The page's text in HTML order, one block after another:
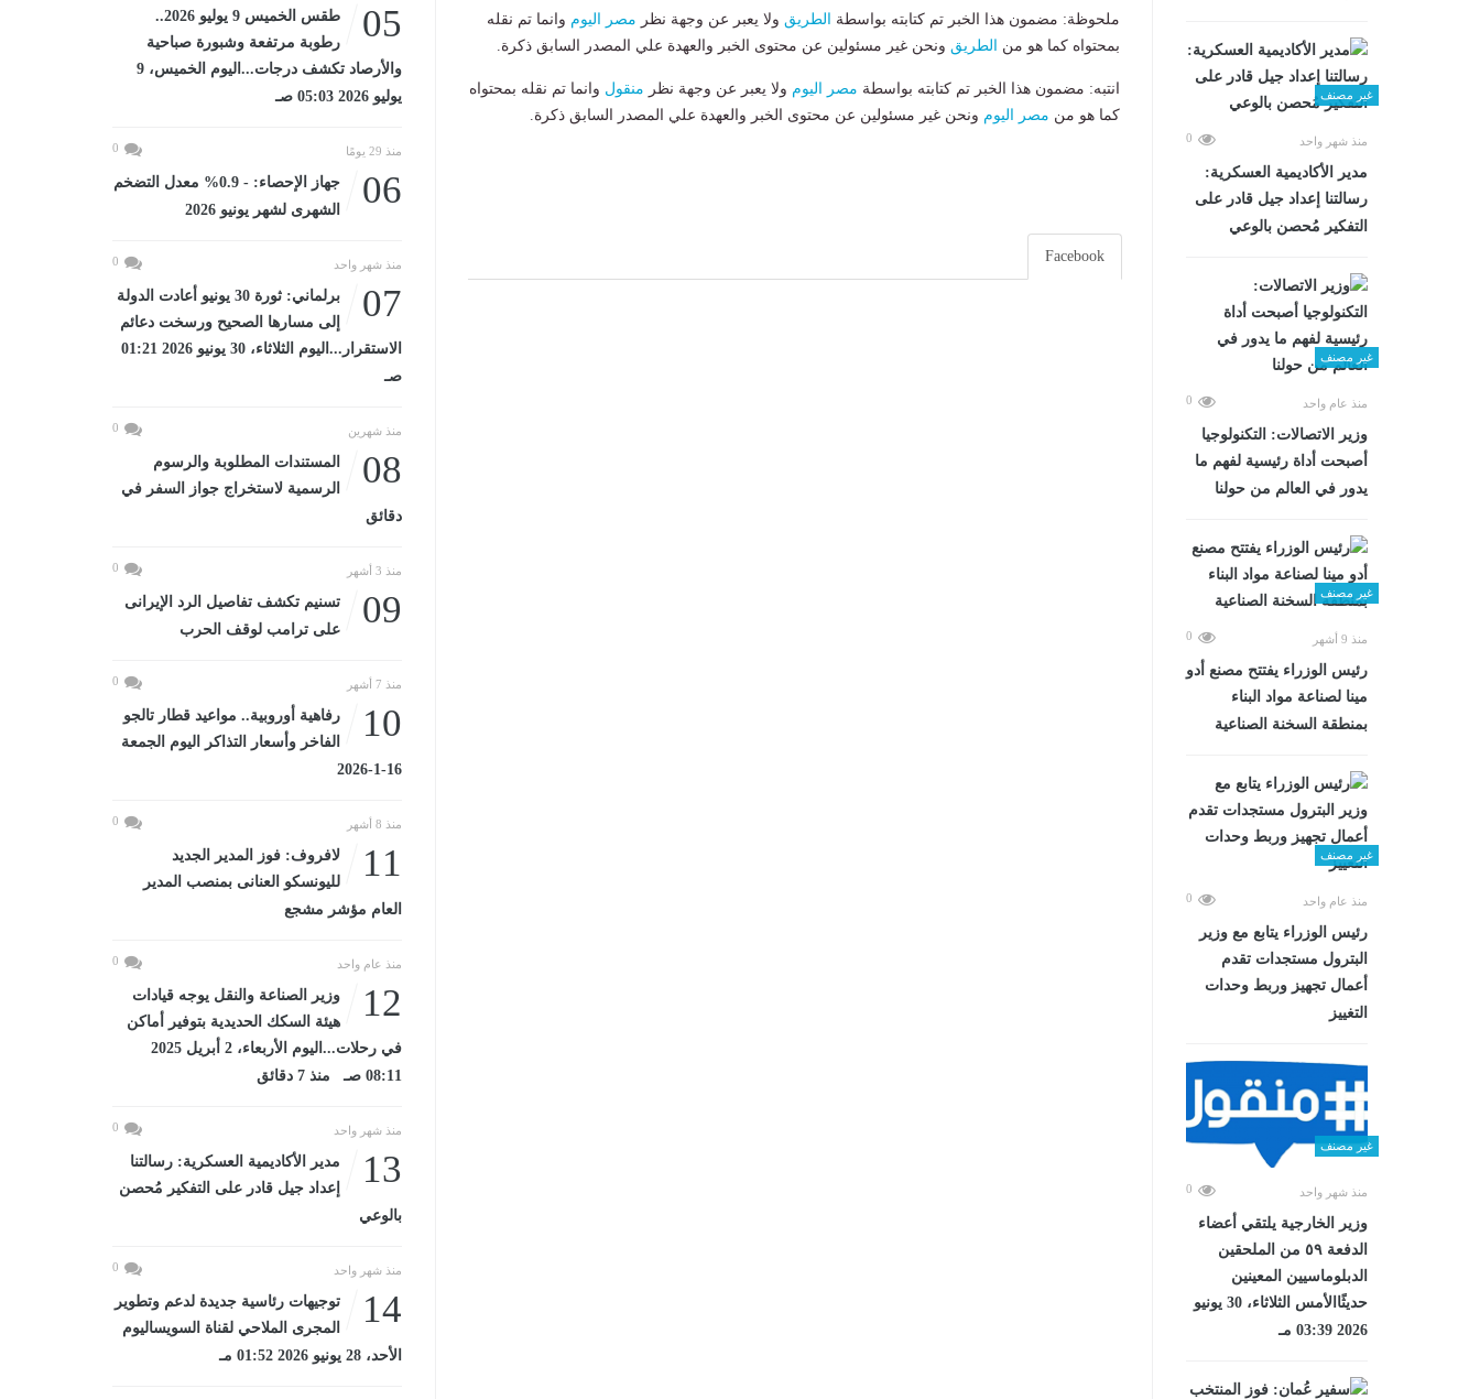
غير مصنف
منذ شهر واحد 0
مدير الأكاديمية العسكرية:
رسالتنا إعداد جيل قادر على
التفكير مُحصن بالوعي
غير مصنف
منذ عام واحد 0
وزير الاتصالات: التكنولوجيا
أصبحت أداة رئيسية لفهم ما
يدور في العالم من حولنا
غير مصنف
منذ 9 أشهر 0
رئيس الوزراء يفتتح مصنع أدو
مينا لصناعة مواد البناء
بمنطقة السخنة الصناعية
غير مصنف
منذ عام واحد 0
رئيس الوزراء يتابع مع وزير
البترول مستجدات تقدم
أعمال تجهيز وربط وحدات
التغييز
غير مصنف
منذ شهر واحد 0
وزير الخارجية يلتقي أعضاء
الدفعة ٥٩ من الملحقين
الدبلوماسيين المعينين
حديثًاالأمس الثلاثاء، 30 يونيو
2026 03:39 مـ
ملحوظة: مضمون هذا الخبر تم كتابته بواسطة الطريق ولا يعبر عن وجهة نظر مصر اليوم وانما تم نقله
بمحتواه كما هو من
الطريق ونحن غير مسئولين عن محتوى الخبر والعهدة علي المصدر السابق ذكرة.
انتبه: مضمون هذا الخبر تم كتابته بواسطة مصر اليوم ولا يعبر عن وجهة نظر منقول وانما تم نقله بمحتواه
كما هو من مصر اليوم ونحن غير مسئولين عن محتوى الخبر والعهدة علي المصدر السابق ذكرة.
Facebook
05
طقس الخميس 9 يوليو 2026..
رطوبة مرتفعة وشبورة صباحية
والأرصاد تكشف درجات...اليوم الخميس، 9
يوليو 2026 05:03 صـ
منذ 29 يومًا 0
06
جهاز الإحصاء: - 0.9% معدل التضخم
الشهرى لشهر يونيو 2026
منذ شهر واحد 0
07
برلماني: ثورة 30 يونيو أعادت الدولة
إلى مسارها الصحيح ورسخت دعائم
الاستقرار...اليوم الثلاثاء، 30 يونيو 2026 01:21
صـ
منذ شهرين 0
08
المستندات المطلوبة والرسوم
الرسمية لاستخراج جواز السفر في
دقائق
منذ 3 أشهر 0
09
تسنيم تكشف تفاصيل الرد الإيرانى
على ترامب لوقف الحرب
منذ 7 أشهر 0
10
رفاهية أوروبية.. مواعيد قطار تالجو
الفاخر وأسعار التذاكر اليوم الجمعة
16-1-2026
منذ 8 أشهر 0
11
لافروف: فوز المدير الجديد
لليونسكو العنانى بمنصب المدير
العام مؤشر مشجع
منذ عام واحد 0
12
وزير الصناعة والنقل يوجه قيادات
هيئة السكك الحديدية بتوفير أماكن
في رحلات...اليوم الأربعاء، 2 أبريل 2025
08:11 صـ منذ 7 دقائق
منذ شهر واحد 0
13
مدير الأكاديمية العسكرية: رسالتنا
إعداد جيل قادر على التفكير مُحصن
بالوعي
منذ شهر واحد 0
14
توجيهات رئاسية جديدة لدعم وتطوير
المجرى الملاحي لقناة السويساليوم
الأحد، 28 يونيو 2026 01:52 مـ